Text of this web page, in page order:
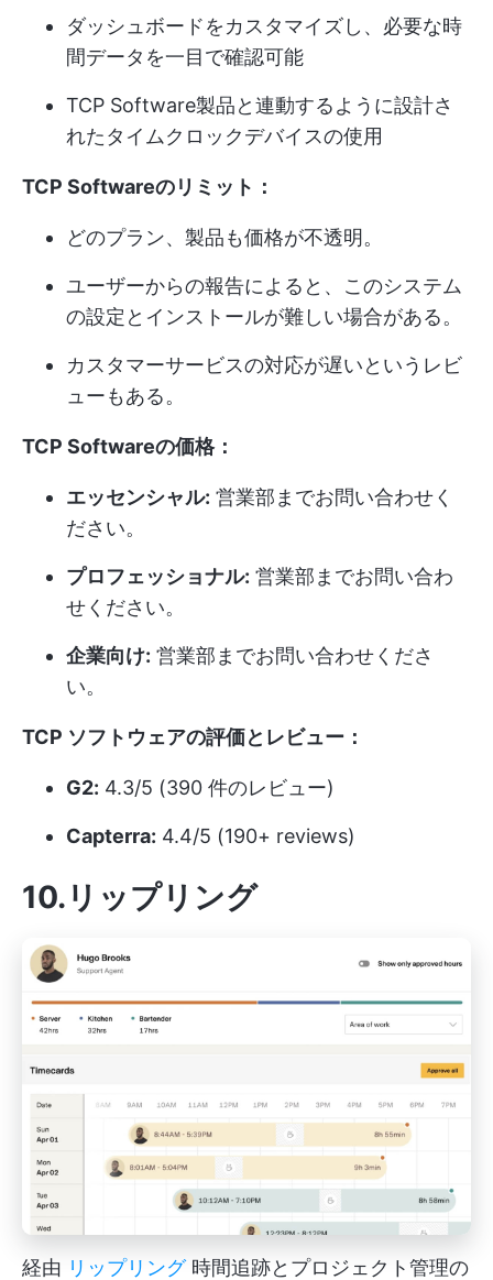
ダッシュボードをカスタマイズし、必要な時
間データを一目で確認可能
TCP Software製品と連動するように設計さ
れたタイムクロックデバイスの使用
TCP Softwareのリミット：
どのプラン、製品も価格が不透明。
ユーザーからの報告によると、このシステム
の設定とインストールが難しい場合がある。
カスタマーサービスの対応が遅いというレビ
ューもある。
TCP Softwareの価格：
エッセンシャル: 営業部までお問い合わせく
ださい。
プロフェッショナル: 営業部までお問い合わ
せください。
企業向け: 営業部までお問い合わせくださ
い。
TCP ソフトウェアの評価とレビュー：
G2: 4.3/5 (390 件のレビュー)
Capterra: 4.4/5 (190+ reviews)
10.リップリング
経由 リップリング時間追跡とプロジェクト管理の